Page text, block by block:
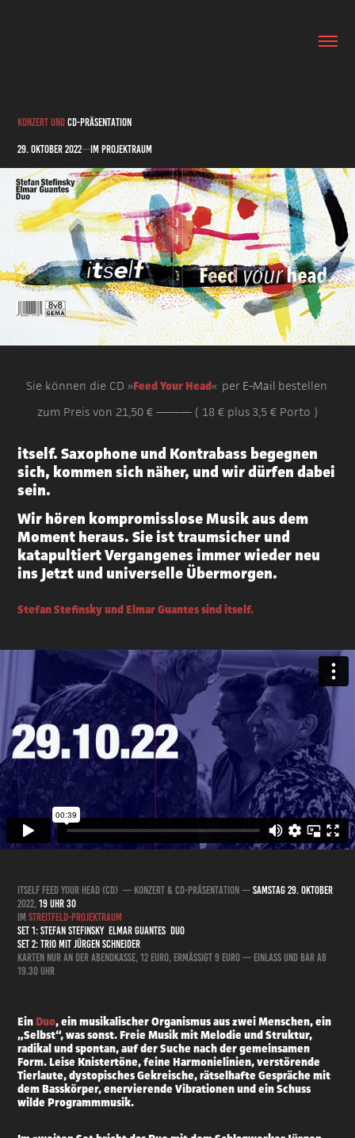
Konzertund CD-Präsentation
29. Oktober 2022— Im Projektraum
Sie können die CD »Feed Your Head« per E-Mail bestellen
zum Preis von 21,50 € ——— ( 18 € plus 3,5 € Porto )
itself.Saxophone und Kontrabass begegnen
sich, kommen sich näher, und wir dürfen dabei
sein.
Wir hören kompromisslose Musik aus dem
Moment heraus. Sie ist traumsicher und
katapultiert Vergangenes immer wieder neu
ins Jetzt und universelle Übermorgen.
Stefan Stefinsky und Elmar Guantes sind itself.
itself Feed Your Head (CD) — Konzert & CD-Präsentation —Samstag 29. Oktober
2022,19 Uhr 30
ImStreitfeld-Projektraum
Set 1: Stefan Stefinsky Elmar Guantes Duo
Set 2: Trio mit Jürgen Schneider
Karten nur an der Abendkasse, 12 Euro, ermäßigt 9 Euro — Einlass und Bar ab
19.30 Uhr
Ein Duo, ein musikalischer Organismus aus zwei Menschen, ein
„Selbst“, was sonst. Freie Musik mit Melodie und Struktur,
radikal und spontan, auf der Suche nach der gemeinsamen
Form. Leise Knistertöne, feine Harmonielinien, verstörende
Tierlaute, dystopisches Gekreische, rätselhafte Gespräche mit
dem Basskörper, enervierende Vibrationen und ein Schuss
wilde Programmmusik.